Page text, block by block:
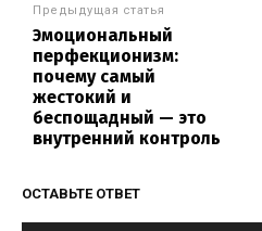
Предыдущая статья
Эмоциональный
перфекционизм:
почему самый
жестокий и
беспощадный — это
внутренний контроль
ОСТАВЬТЕ ОТВЕТ